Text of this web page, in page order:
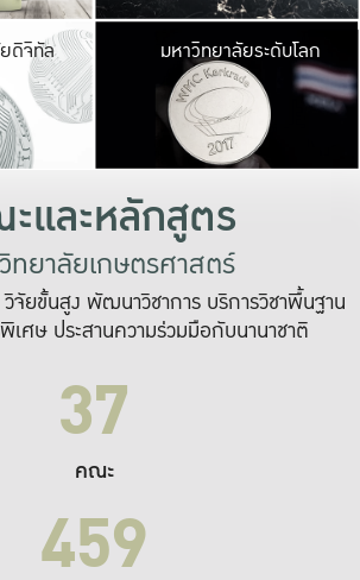
ดิจิทัล มหาวิ
เปลี่ยนแปลง แล
เพื่อทำง
ระบบสารสนเทศ
มหาวิทยาลัยระดับโลก
และหลักสูตร
ทยาลัยเกษตรศาสตร์
ยขั้นสูง พัฒนาวิชาการ บริการวิชาพื้นฐาน
เศษ ประสานความร่วมมือกับนานาชาติ
37
คณะ
459